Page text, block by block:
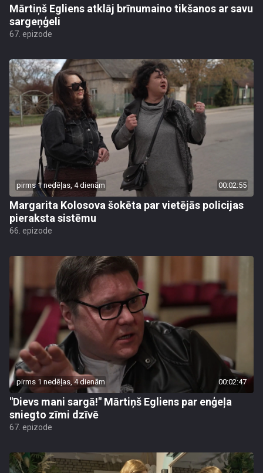
Mārtiņš Egliens atklāj brīnumaino tikšanos ar savu
sargeņģeli
67. epizode
pirms 1 nedēļas, 4 dienām 00:02:55
Margarita Kolosova šokēta par vietējās policijas
pieraksta sistēmu
66. epizode
pirms 1 nedēļas, 4 dienām 00:02:47
"Dievs mani sargā!" Mārtiņš Egliens par enģeļa
sniegto zīmi dzīvē
67. epizode